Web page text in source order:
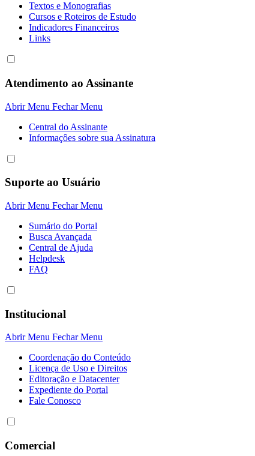
Textos e Monografias
Cursos e Roteiros de Estudo
Indicadores Financeiros
Links
Atendimento ao Assinante
Abrir Menu Fechar Menu
Central do Assinante
Informaçôes sobre sua Assinatura
Suporte ao Usuário
Abrir Menu Fechar Menu
Sumário do Portal
Busca Avançada
Central de Ajuda
Helpdesk
FAQ
Institucional
Abrir Menu Fechar Menu
Coordenação do Conteúdo
Licença de Uso e Direitos
Editoração e Datacenter
Expediente do Portal
Fale Conosco
Comercial